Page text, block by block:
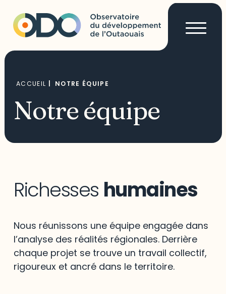
ACCUEIL NOTRE ÉQUIPE
Notre équipe
Richesses humaines
Nous réunissons une équipe engagée dans
l’analyse des réalités régionales. Derrière
chaque projet se trouve un travail collectif,
rigoureux et ancré dans le territoire.